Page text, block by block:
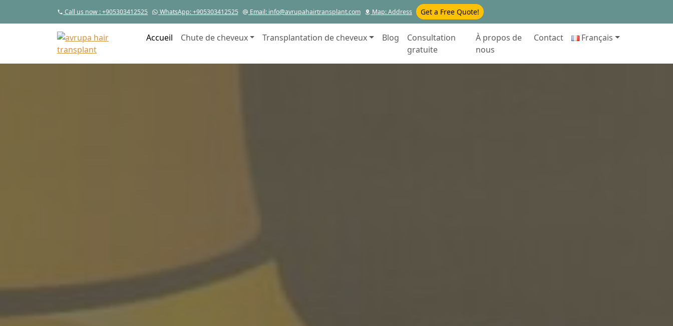
Call us now : +905303412525 WhatsApp: +905303412525 Email: info@avrupahairtransplant.com Map: Address Get a Free Quote!
Accueil Chute de cheveux Transplantation de cheveux Blog
Consultation
gratuite
À propos de
nous
Contact Français